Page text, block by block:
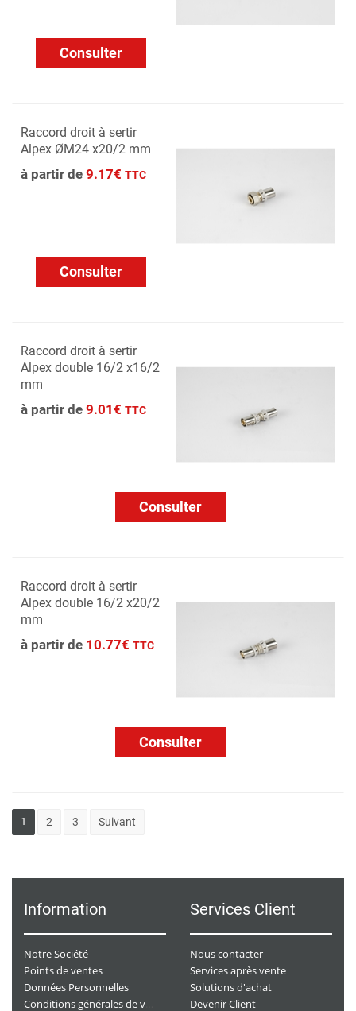
Consulter
Raccord droit à sertir
Alpex ØM24 x20/2 mm
à partir de 9.17€ TTC
Consulter
Raccord droit à sertir
Alpex double 16/2 x16/2
mm
à partir de 9.01€ TTC
Consulter
Raccord droit à sertir
Alpex double 16/2 x20/2
mm
à partir de 10.77€ TTC
Consulter
1 2 3 Suivant
Information
Notre Société
Points de ventes
Données Personnelles
Services Client
Nous contacter
Services après vente
Solutions d'achat
Devenir Client